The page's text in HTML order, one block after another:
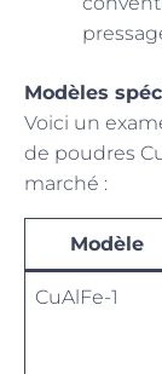
Modèles
Voici un
de poudres
marché :
Modèle
CuAlFe-1